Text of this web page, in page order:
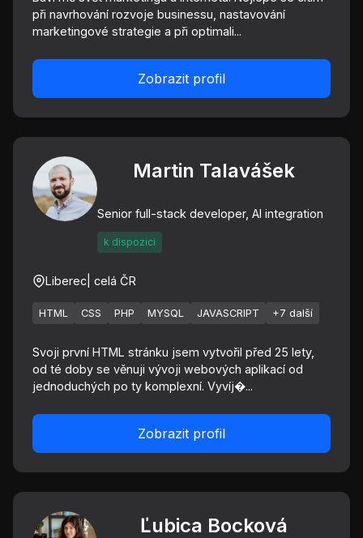
při navrhování rozvoje businessu, nastavování
marketingové strategie a při optimali...
Zobrazit profil
Martin Talavášek
Senior full-stack developer, AI integration
k dispozici
Liberec | celá ČR
HTML CSS PHP MYSQL JAVASCRIPT +7 další
Svoji první HTML stránku jsem vytvořil před 25 lety,
od té doby se věnuji vývoji webových aplikací od
jednoduchých po ty komplexní. Vyvíj�...
Zobrazit profil
Ľubica Bocková